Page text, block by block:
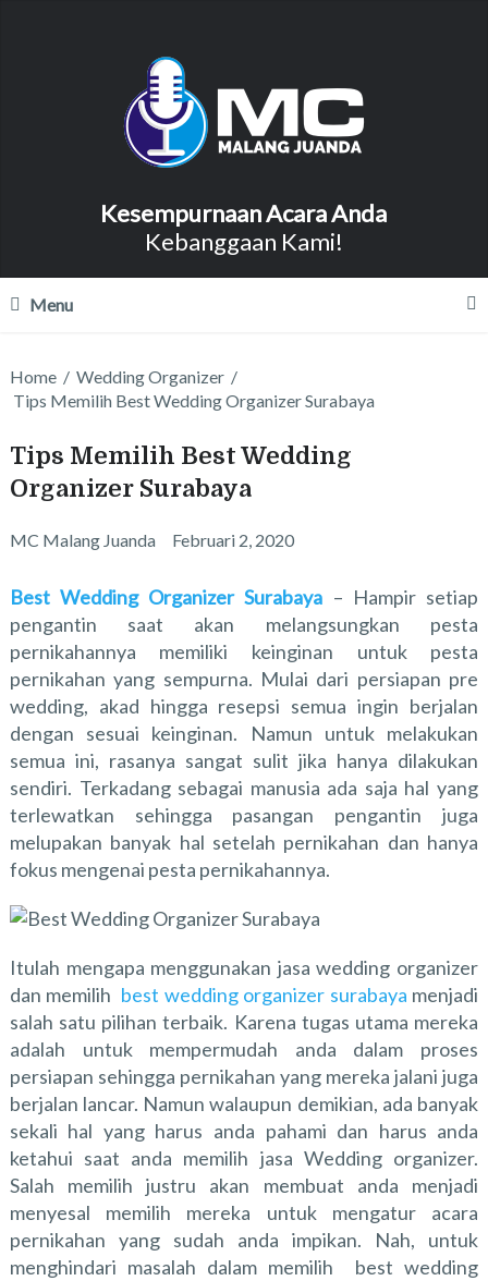
Kesempurnaan Acara Anda
Kebanggaan Kami!
Menu
Home / Wedding Organizer /
Tips Memilih Best Wedding Organizer Surabaya
Tips Memilih Best Wedding
Organizer Surabaya
MC Malang Juanda Februari 2, 2020
Best Wedding Organizer Surabaya – Hampir setiap
pengantin saat akan melangsungkan pesta
pernikahannya memiliki keinginan untuk pesta
pernikahan yang sempurna. Mulai dari persiapan pre
wedding, akad hingga resepsi semua ingin berjalan
dengan sesuai keinginan. Namun untuk melakukan
semua ini, rasanya sangat sulit jika hanya dilakukan
sendiri. Terkadang sebagai manusia ada saja hal yang
terlewatkan sehingga pasangan pengantin juga
melupakan banyak hal setelah pernikahan dan hanya
fokus mengenai pesta pernikahannya.
Itulah mengapa menggunakan jasa wedding organizer
dan memilih best wedding organizer surabaya menjadi
salah satu pilihan terbaik. Karena tugas utama mereka
adalah untuk mempermudah anda dalam proses
persiapan sehingga pernikahan yang mereka jalani juga
berjalan lancar. Namun walaupun demikian, ada banyak
sekali hal yang harus anda pahami dan harus anda
ketahui saat anda memilih jasa Wedding organizer.
Salah memilih justru akan membuat anda menjadi
menyesal memilih mereka untuk mengatur acara
pernikahan yang sudah anda impikan. Nah, untuk
menghindari masalah dalam memilih best wedding